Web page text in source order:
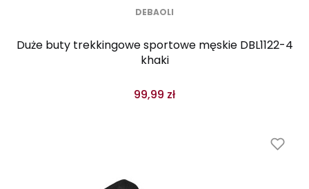
DEBAOLI
Duże buty trekkingowe sportowe męskie DBL1122-4
khaki
99,99 zł